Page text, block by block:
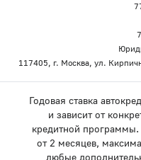
117405, г. Москва, ул.
Годовая ставка
и зависит от
кредитной
от 2 месяцев,
любые